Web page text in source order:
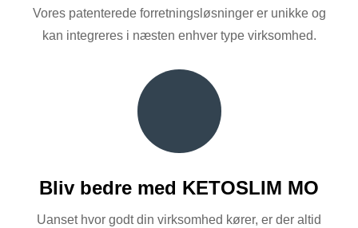
Vores patenterede forretningsløsninger er unikke og
kan integreres i næsten enhver type virksomhed.
Bliv bedre med KETOSLIM MO
Uanset hvor godt din virksomhed kører, er der altid